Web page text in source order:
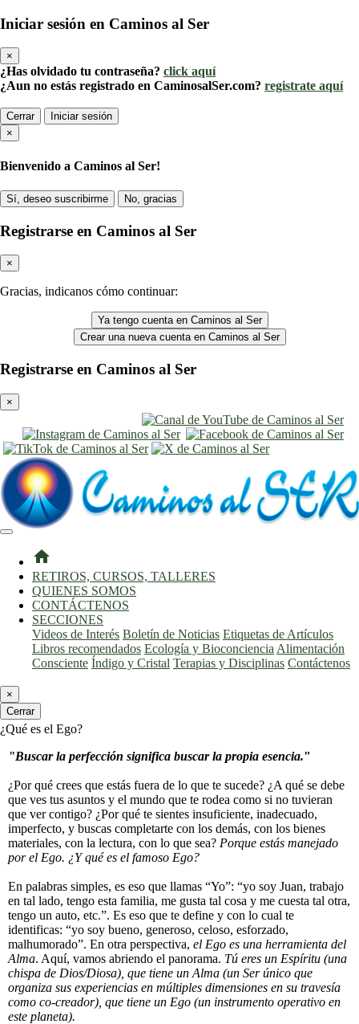
Iniciar sesión en Caminos al Ser
×
¿Has olvidado tu contraseña? click aquí
¿Aun no estás registrado en CaminosalSer.com? registrate aquí
Cerrar
Iniciar sesión
×
Bienvenido a Caminos al Ser!
Sí, deseo suscribirme No, gracias
Registrarse en Caminos al Ser
×
Gracias, indicanos cómo continuar:
Ya tengo cuenta en Caminos al Ser
Crear una nueva cuenta en Caminos al Ser
Registrarse en Caminos al Ser
×
home
RETIROS, CURSOS, TALLERES
QUIENES SOMOS
CONTÁCTENOS
SECCIONES
Videos de Interés Boletín de Noticias Etiquetas de Artículos
Libros recomendados Ecología y Bioconciencia Alimentación
Consciente Índigo y Cristal Terapias y Disciplinas Contáctenos
×
Cerrar
¿Qué es el Ego?
"Buscar la perfección significa buscar la propia esencia."
¿Por qué crees que estás fuera de lo que te sucede? ¿A qué se debe
que ves tus asuntos y el mundo que te rodea como si no tuvieran
que ver contigo? ¿Por qué te sientes insuficiente, inadecuado,
imperfecto, y buscas completarte con los demás, con los bienes
materiales, con la lectura, con lo que sea? Porque estás manejado
por el Ego. ¿Y qué es el famoso Ego?
En palabras simples, es eso que llamas “Yo”: “yo soy Juan, trabajo
en tal lado, tengo esta familia, me gusta tal cosa y me cuesta tal otra,
tengo un auto, etc.”. Es eso que te define y con lo cual te
identificas: “yo soy bueno, generoso, celoso, esforzado,
malhumorado”. En otra perspectiva, el Ego es una herramienta del
Alma. Aquí, vamos abriendo el panorama. Tú eres un Espíritu (una
chispa de Dios/Diosa), que tiene un Alma (un Ser único que
organiza sus experiencias en múltiples dimensiones en su travesía
como co-creador), que tiene un Ego (un instrumento operativo en
este planeta).